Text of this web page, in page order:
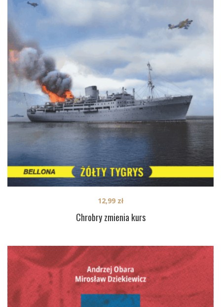
Chrobry zmienia kurs
12,99 zł